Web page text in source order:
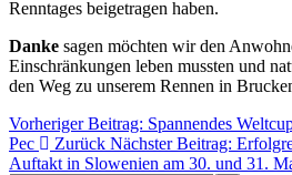
Renntages beigetragen haben.
Danke sagen möchten wir den
Einschränkungen leben mussten und
den Weg zu unserem Rennen in
Vorheriger Beitrag: Spannendes
Pec
Zurück Nächster Beitrag:
Auftakt in Slowenien am 30. und 31.